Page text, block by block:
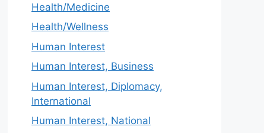
Health/Medicine
Health/Wellness
Human Interest
Human Interest, Business
Human Interest, Diplomacy,
International
Human Interest, National